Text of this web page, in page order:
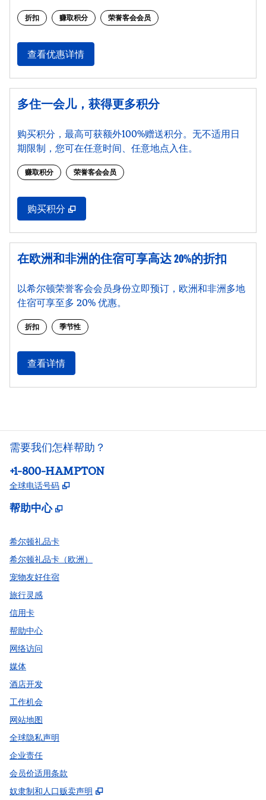
折扣 赚取积分 荣誉客会会员
查看优惠详情
多住一会儿，获得更多积分
购买积分，最高可获额外100%赠送积分。无不适用日
期限制，您可在任意时间、任意地点入住。
赚取积分 荣誉客会会员
购买积分 ,
在欧洲和非洲的住宿可享高达 20%的折扣
以希尔顿荣誉客会会员身份立即预订，欧洲和非洲多地
住宿可享至多 20% 优惠。
折扣 季节性
查看详情
需要我们怎样帮助？
电话：
+1-800-HAMPTON
全球电话号码 ,
帮助中心 ,
希尔顿礼品卡
希尔顿礼品卡（欧洲）
宠物友好住宿
旅行灵感
信用卡
帮助中心
网络访问
媒体
酒店开发
工作机会
网站地图
全球隐私声明
企业责任
会员价适用条款
奴隶制和人口贩卖声明
,